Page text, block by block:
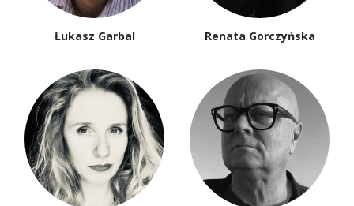
Łukasz Garbal Renata Gorczyńska